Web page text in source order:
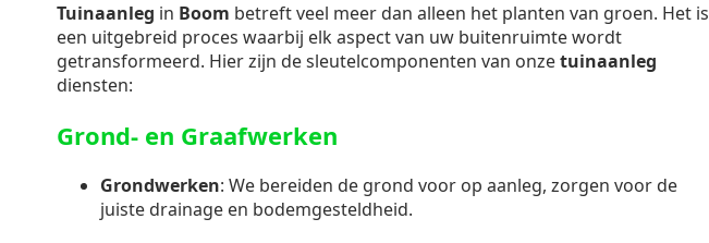
Tuinaanleg in Boom betreft veel meer dan alleen het planten van groen. Het is
een uitgebreid proces waarbij elk aspect van uw buitenruimte wordt
getransformeerd. Hier zijn de sleutelcomponenten van onzetuinaanleg
diensten:
Grond- en Graafwerken
Grondwerken: We bereiden de grond voor op aanleg, zorgen voor de
juiste drainage en bodemgesteldheid.